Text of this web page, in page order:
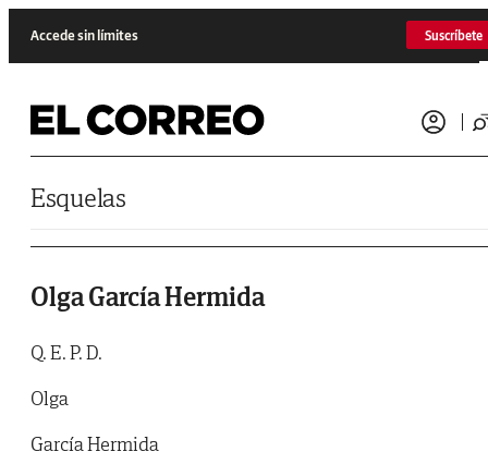
Accede sin límites Suscríbete
Esquelas
Olga García Hermida
Q. E. P. D.
Olga
García Hermida